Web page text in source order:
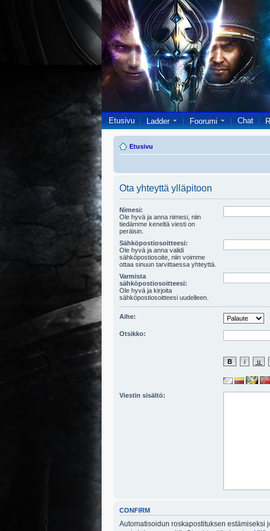
Etusivu Ladder Foorumi Chat
Etusivu
Ota yhteyttä ylläpitoon
Nimesi:
Ole hyvä ja anna nimesi, niin
tiedämme keneltä viesti on
peräisin.
Sähköpostiosoitteesi:
Ole hyvä ja anna validi
sähköpostiosoite, niin voimme
ottaa sinuun tarvittaessa yhteyttä.
Varmista
sähköpostiosoitteesi:
Ole hyvä ja kirjoita
sähköpostiosoitteesi uudelleen.
Aihe:
Otsikko:
Viestin sisältö:
CONFIRM
Automatisoidun roskapostituksen